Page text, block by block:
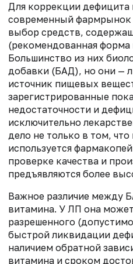
Для коррекции дефицита
современный фармрынок
выбор средств,
(рекомендованная форма
Большинство из них
добавки (БАД), но они —
источник пищевых
зарегистрированные
недостаточности и
исключительно
дело не только в том,
используется
проверке качества и
предъявляются более
Важное различие между
витамина. У ЛП она
разрешенного
быстрой ликвидации
наличием обратной
витамина и сроком